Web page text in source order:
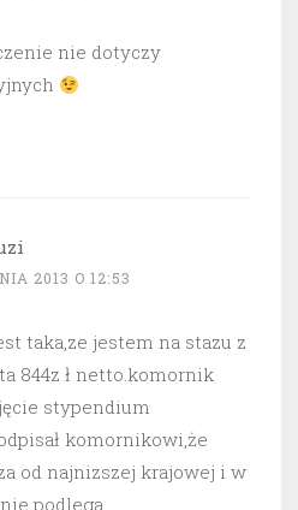
nie dotyczy
2013 O 12:53
taka,ze jestem na stazu z
844z ł netto.komornik
stypendium
komornikowi,że
od najnizszej krajowej i w
podlega